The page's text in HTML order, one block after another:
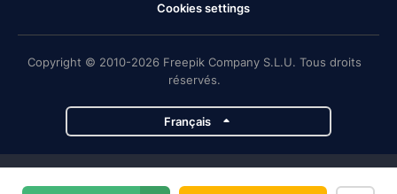
Cookies settings
Copyright © 2010-2026 Freepik Company S.L.U. Tous droits
réservés.
Français